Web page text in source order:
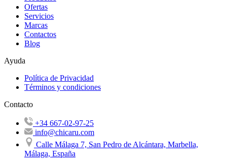
Ofertas
Servicios
Marcas
Contactos
Blog
Ayuda
Política de Privacidad
Términos y condiciones
Contacto
+34 667-02-97-25
info@chicaru.com
Calle Málaga 7, San Pedro de Alcántara, Marbella,
Málaga, España